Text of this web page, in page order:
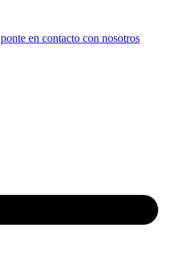
ponte en contacto con nosotros